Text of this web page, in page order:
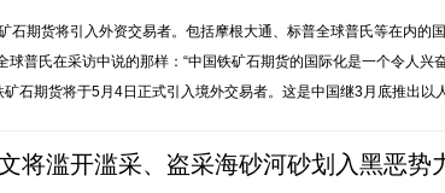
石期货将引入外资交易者。包括摩根大通、标普全球普氏等在内的
球普氏在采访中说的那样：“中国铁矿石期货的国际化是一个令人兴
矿石期货将于5月4日正式引入境外交易者。这是中国继3月底推出
将滥开滥采、盗采海砂河砂划入黑恶势